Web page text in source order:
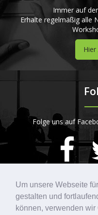
Um unsere Webseite
gestalten und
können, verwenden
Immer auf
Erhalte regelmäßig alle
Folge uns auf
420